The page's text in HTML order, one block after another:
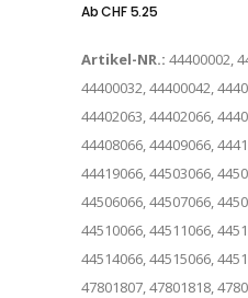
AbCHF5.25
Artikel-NR.: 44400002,
44400032, 44400042,
44402063, 44402066,
44408066, 44409066,
44419066, 44503066,
44506066, 44507066,
44510066, 44511066,
44514066, 44515066,
47801807, 47801818,